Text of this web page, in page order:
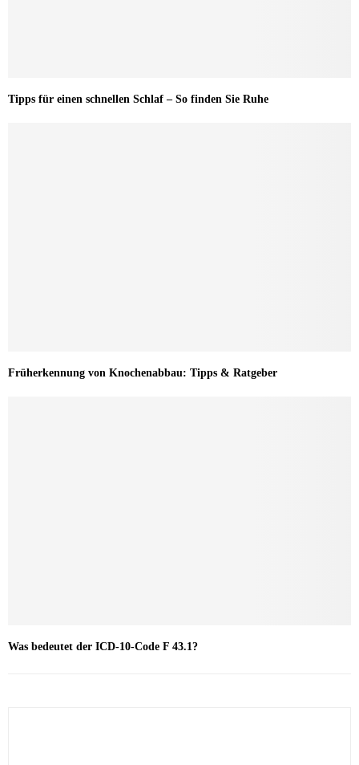
Tipps für einen schnellen Schlaf – So finden Sie Ruhe
Früherkennung von Knochenabbau: Tipps & Ratgeber
Was bedeutet der ICD-10-Code F 43.1?